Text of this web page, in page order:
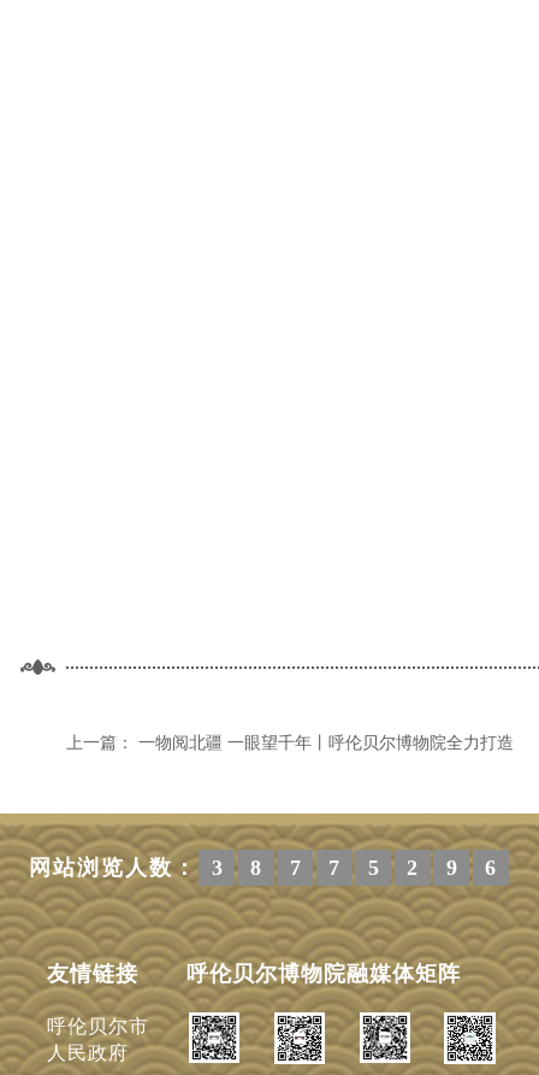
上一篇： 一物阅北疆 一眼望千年丨呼伦贝尔博物院全力打造
网站浏览人数： 3 8 7 7 5 2 9 6
友情链接
呼伦贝尔市
人民政府
呼伦贝尔博物院融媒体矩阵